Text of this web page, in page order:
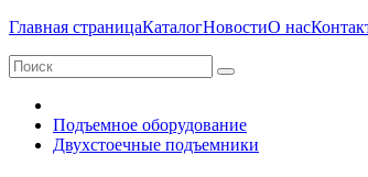
Главная страницаКаталогНовостиО нас
Подъемное оборудование
Двухстоечные подъемники